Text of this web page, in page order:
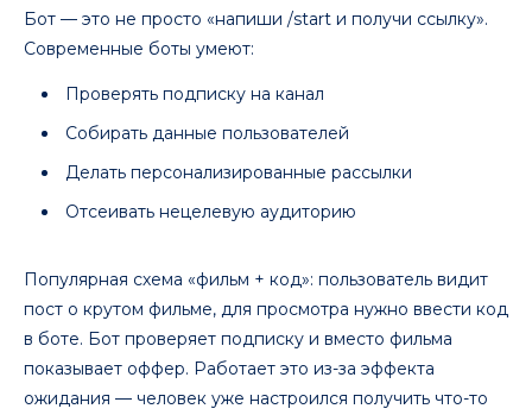
Бот — это не просто «напиши /start и получи ссылку».
Современные боты умеют:
Проверять подписку на канал
Собирать данные пользователей
Делать персонализированные рассылки
Отсеивать нецелевую аудиторию
Популярная схема «фильм + код»: пользователь видит
пост о крутом фильме, для просмотра нужно ввести код
в боте. Бот проверяет подписку и вместо фильма
показывает оффер. Работает это из-за эффекта
ожидания — человек уже настроился получить что-то